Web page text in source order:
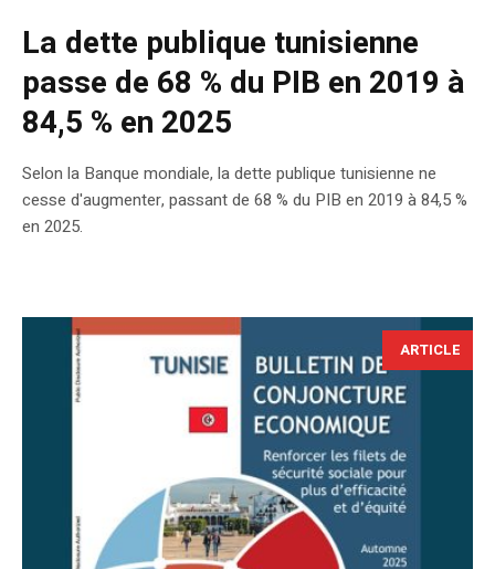
La dette publique tunisienne
passe de 68 % du PIB en 2019 à
84,5 % en 2025
Selon la Banque mondiale, la dette publique tunisienne ne
cesse d'augmenter, passant de 68 % du PIB en 2019 à 84,5 %
en 2025.
ARTICLE